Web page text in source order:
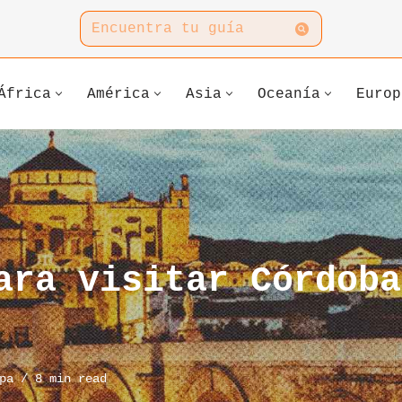
América Asia Oceanía
visitar
8 min read